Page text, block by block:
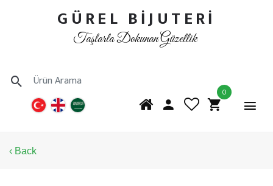
GÜREL BİJUTERİ
Taşlarla Dokunan Güzellik
0
‹ Back